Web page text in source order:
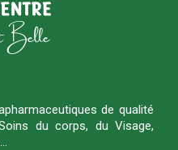
de qualité
du corps, du Visage,